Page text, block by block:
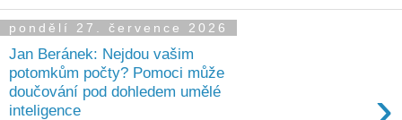
pondělí 27. července 2026
Jan Beránek: Nejdou vašim
potomkům počty? Pomoci může
doučování pod dohledem umělé
inteligence